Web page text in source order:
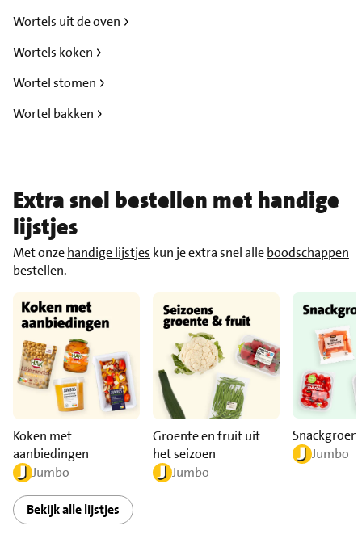
Wortels uit de oven
Wortels koken
Wortel stomen
Wortel bakken
Extra snel bestellen met handige
lijstjes
Met onzehandige lijstjes kun je extra snel alleboodschappen
bestellen.
Koken met
aanbiedingen
Jumbo
Groente en fruit uit
het seizoen
Jumbo
Jumbo
Bekijk alle lijstjes